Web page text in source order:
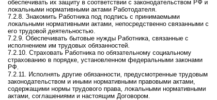
обеспечивать их защиту в соответствии с законодательством РФ и
локальными нормативными актами Работодателя.
7.2.8. Знакомить Работника под подпись с принимаемыми
локальными нормативными актами, непосредственно связанными с
его трудовой деятельностью.
7.2.9. Обеспечивать бытовые нужды Работника, связанные с
исполнением им трудовых обязанностей.
7.2.10. Страховать Работника по обязательному социальному
страхованию в порядке, установленном федеральными законами
РФ.
7.2.11. Исполнять другие обязанности, предусмотренные трудовым
законодательством и иными нормативными правовыми актами,
содержащими нормы трудового права, локальными нормативными
актами, соглашениями и настоящим Договором.